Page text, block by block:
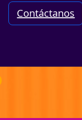
Contáctanos